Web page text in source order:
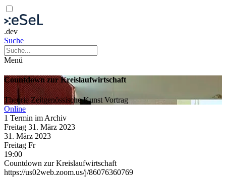
.dev
Suche
Menü
Countdown zur Kreislaufwirtschaft
TheorieZeitgenössische Kunst Vortrag
Online
1 Termin im Archiv
Freitag 31. März 2023
31. März 2023
Freitag Fr
19:00
Countdown zur Kreislaufwirtschaft
https://us02web.zoom.us/j/86076360769